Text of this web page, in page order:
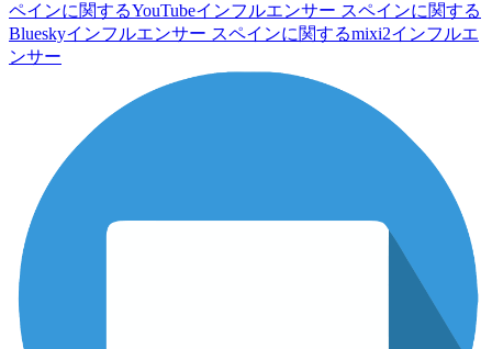
ペインに関するYouTubeインフルエンサー スペインに関する
Blueskyインフルエンサー スペインに関するmixi2インフルエ
ンサー